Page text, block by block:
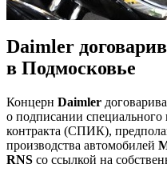
Daimler
в Подмосковье
Концерн Daimler
о подписании
контракта (СПИК),
производства автомобилей
RNS со ссылкой на